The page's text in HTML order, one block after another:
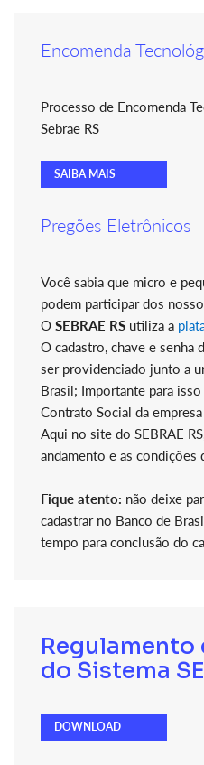
Encomenda
Processo de Encomenda
Sebrae RS
SAIBA MAIS
Pregões Eletrônicos
Você sabia que micro e
podem participar dos
O SEBRAE RS utiliza a
O cadastro, chave e senha
ser providenciado junto a
Brasil; Importante para
Contrato Social da
Aqui no site do SEBRAE
andamento e as condições
Fique atento: não deixe
cadastrar no Banco de
tempo para conclusão do
Regulamento
do Sistema
DOWNLOAD